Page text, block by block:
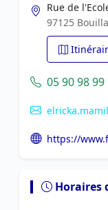
Rue de
97125
05 90 98 99
https://
Horaires